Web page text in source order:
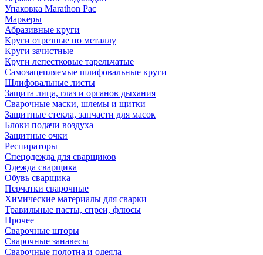
Упаковка Marathon Pac
Маркеры
Абразивные круги
Круги отрезные по металлу
Круги зачистные
Круги лепестковые тарельчатые
Самозацепляемые шлифовальные круги
Шлифовальные листы
Защита лица, глаз и органов дыхания
Сварочные маски, шлемы и щитки
Защитные стекла, запчасти для масок
Блоки подачи воздуха
Защитные очки
Респираторы
Спецодежда для сварщиков
Одежда сварщика
Обувь сварщика
Перчатки сварочные
Химические материалы для сварки
Травильные пасты, спреи, флюсы
Прочее
Сварочные шторы
Сварочные занавесы
Сварочные полотна и одеяла